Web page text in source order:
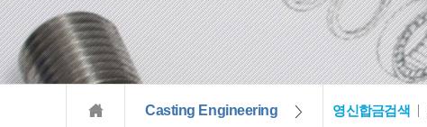
Casting Engineering 영신합금검색